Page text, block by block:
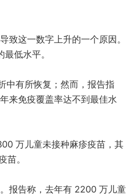
致这一数字上升的一个原因。
低水平。
中有所恢复；然而，报告指
来免疫覆盖率达不到最佳水
万儿童未接种麻疹疫苗，其
苗。
报告称，去年有 2200 万儿童